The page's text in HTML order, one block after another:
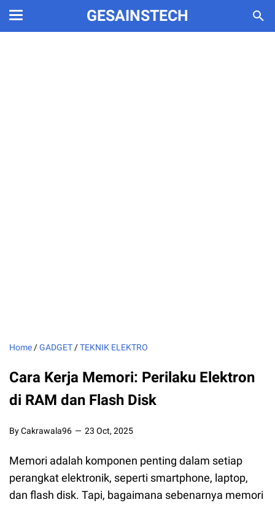
GESAINSTECH
Home /GADGET /TEKNIK ELEKTRO
Cara Kerja Memori: Perilaku Elektron
di RAM dan Flash Disk
By Cakrawala96 23 Oct, 2025
Memori adalah komponen penting dalam setiap
perangkat elektronik, seperti smartphone, laptop,
dan flash disk. Tapi, bagaimana sebenarnya memori